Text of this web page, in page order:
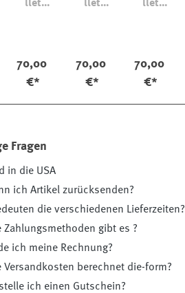
llet
70,00
€*
llet
70,00
€*
llet
70,00
€*
Fragen
in die USA
ich Artikel zurücksenden?
die verschiedenen Lieferzeiten?
Zahlungsmethoden gibt es ?
ich meine Rechnung?
Versandkosten berechnet die-form?
ich einen Gutschein?